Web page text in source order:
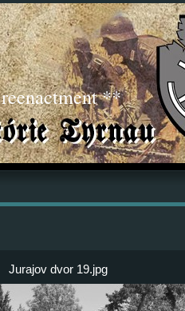
**
Jurajov dvor 19.jpg